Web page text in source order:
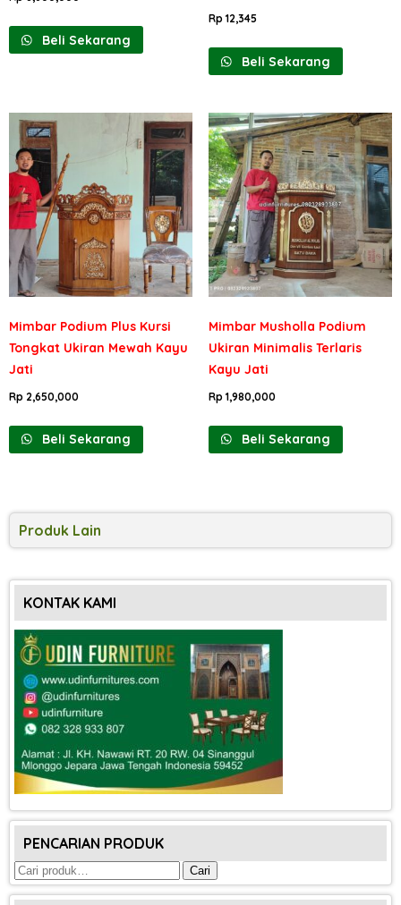
Beli Sekarang
Rp12,345
Beli Sekarang
Mimbar Podium Plus Kursi
Tongkat Ukiran Mewah Kayu
Jati
Rp 2,650,000
Beli Sekarang
Mimbar Musholla Podium
Ukiran Minimalis Terlaris
Kayu Jati
Rp1,980,000
Beli Sekarang
Produk Lain
KONTAK KAMI
PENCARIAN PRODUK
Pencarian
untuk:
Cari